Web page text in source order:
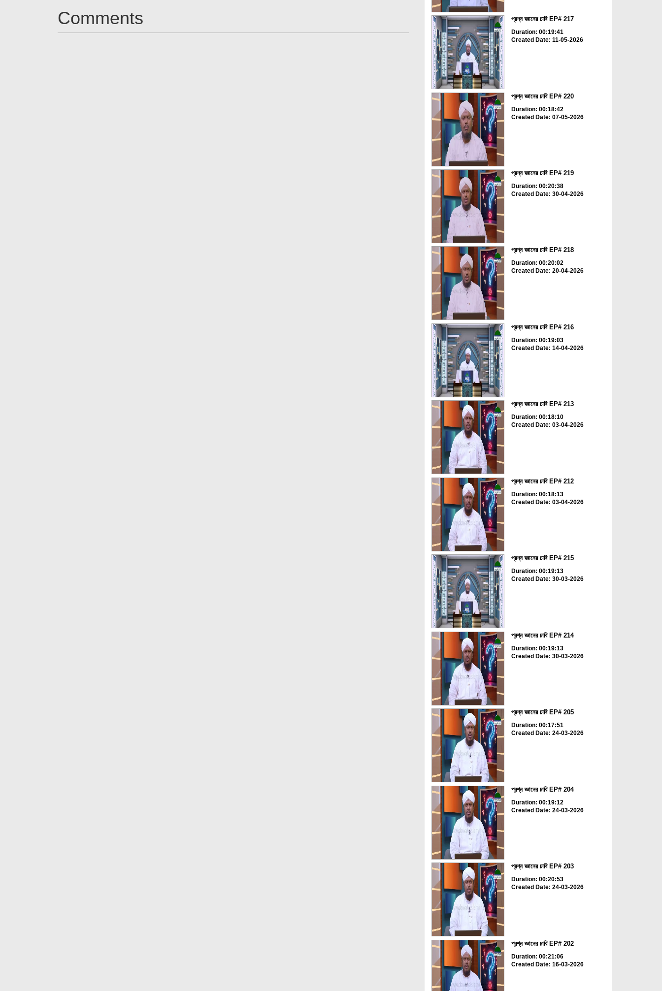
Comments প্রশ্ন জ্ঞানের চাবি EP# 217
Duration: 00:19:41
Created Date: 11-05-2026
প্রশ্ন জ্ঞানের চাবি EP# 220
Duration: 00:18:42
Created Date: 07-05-2026
প্রশ্ন জ্ঞানের চাবি EP# 219
Duration: 00:20:38
Created Date: 30-04-2026
প্রশ্ন জ্ঞানের চাবি EP# 218
Duration: 00:20:02
Created Date: 20-04-2026
প্রশ্ন জ্ঞানের চাবি EP# 216
Duration: 00:19:03
Created Date: 14-04-2026
প্রশ্ন জ্ঞানের চাবি EP# 213
Duration: 00:18:10
Created Date: 03-04-2026
প্রশ্ন জ্ঞানের চাবি EP# 212
Duration: 00:18:13
Created Date: 03-04-2026
প্রশ্ন জ্ঞানের চাবি EP# 215
Duration: 00:19:13
Created Date: 30-03-2026
প্রশ্ন জ্ঞানের চাবি EP# 214
Duration: 00:19:13
Created Date: 30-03-2026
প্রশ্ন জ্ঞানের চাবি EP# 205
Duration: 00:17:51
Created Date: 24-03-2026
প্রশ্ন জ্ঞানের চাবি EP# 204
Duration: 00:19:12
Created Date: 24-03-2026
প্রশ্ন জ্ঞানের চাবি EP# 203
Duration: 00:20:53
Created Date: 24-03-2026
প্রশ্ন জ্ঞানের চাবি EP# 202
Duration: 00:21:06
Created Date: 16-03-2026